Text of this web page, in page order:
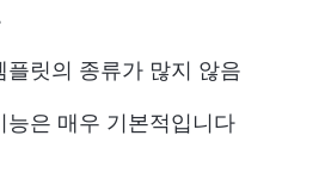
플릿의 종류가 많지 않음
능은 매우 기본적입니다